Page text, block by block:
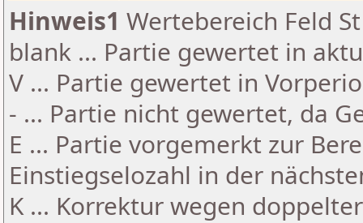
Hinweis1 Wertebereich Feld
blank ... Partie gewertet in
V ... Partie gewertet in
- ... Partie nicht gewertet, da
E ... Partie vorgemerkt zur
Einstiegselozahl in der
K ... Korrektur wegen